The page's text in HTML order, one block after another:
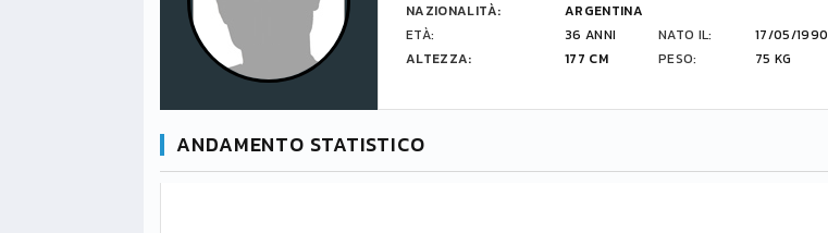
NAZIONALITÀ:
ARGENTINA
ETÀ:
36 ANNI NATO IL:
17/05/1990
ALTEZZA:
177 CM PESO: 75 KG
ANDAMENTO STATISTICO